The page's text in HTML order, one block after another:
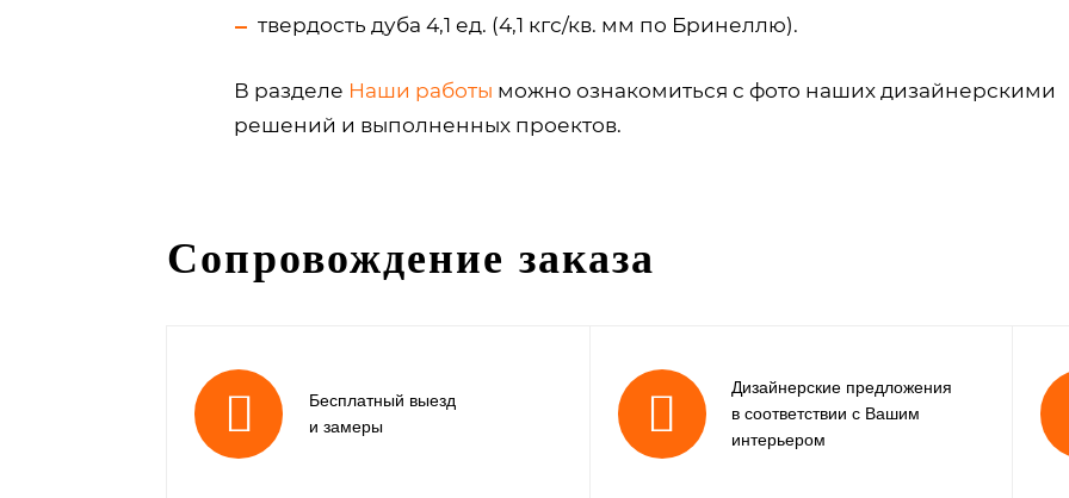
твердость дуба 4,1 ед. (4,1 кгс/кв. мм по Бринеллю).
В разделе Наши работы можно ознакомиться с фото наших дизайнерскими
решений и выполненных проектов.
Сопровождение заказа
Бесплатный выезд
и замеры
Дизайнерские предложения
в соответствии с Вашим
интерьером